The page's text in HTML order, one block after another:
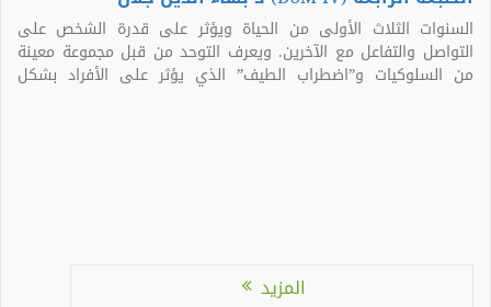
السنوات الثلاث الأولى من الحياة ويؤثر على قدرة الشخص على
التواصل والتفاعل مع الآخرين. ويعرف التوحد من قبل مجموعة معينة
من السلوكيات و”اضطراب الطيف” الذي يؤثر على الأفراد بشكل
المزيد